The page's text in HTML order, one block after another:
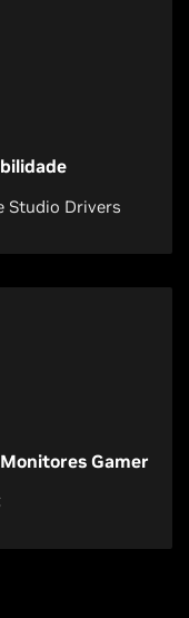
Studio Drivers
Gamer